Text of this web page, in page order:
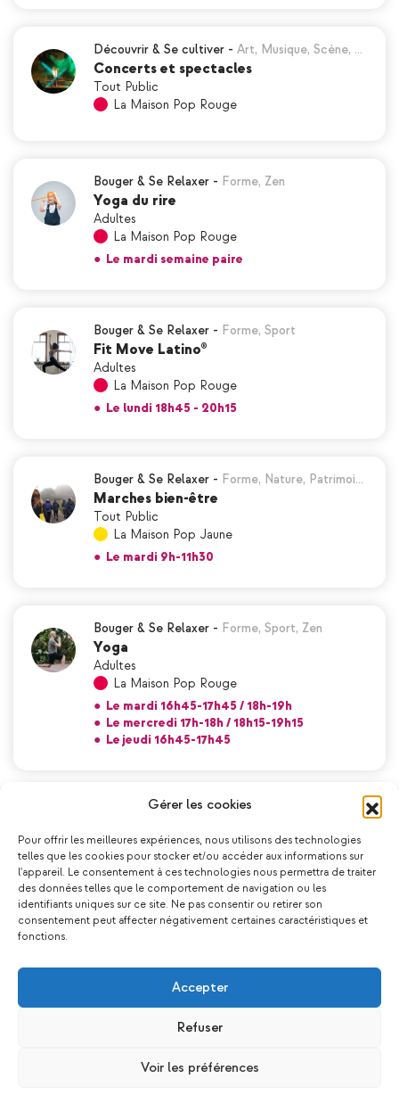
Gérer les cookies
Pour offrir les meilleures expériences, nous utilisons des technologies
telles que les cookies pour stocker et/ou accéder aux informations sur
l'appareil. Le consentement à ces technologies nous permettra de traiter
des données telles que le comportement de navigation ou les
identifiants uniques sur ce site. Ne pas consentir ou retirer son
consentement peut affecter négativement certaines caractéristiques et
fonctions.
Accepter
Refuser
Voir les préférences
Découvrir & Se cultiver - Art, Musique, Scène, …
Concerts et spectacles
Tout Public
La Maison Pop Rouge
Bouger & Se Relaxer - Forme, Zen
Yoga du rire
Adultes
La Maison Pop Rouge
● Le mardi semaine paire
Bouger & Se Relaxer - Forme, Sport
Fit Move Latino®
Adultes
La Maison Pop Rouge
● Le lundi 18h45 - 20h15
Bouger & Se Relaxer - Forme, Nature, Patrimoi…
Marches bien-être
Tout Public
La Maison Pop Jaune
● Le mardi 9h-11h30
Bouger & Se Relaxer - Forme, Sport, Zen
Yoga
Adultes
La Maison Pop Rouge
● Le mardi 16h45-17h45 / 18h-19h
● Le mercredi 17h-18h / 18h15-19h15
● Le jeudi 16h45-17h45
S'entraider & Se soutenir-Écocitoyen
Adultes
La Maison Pop Rouge
● Le mercredi 18h